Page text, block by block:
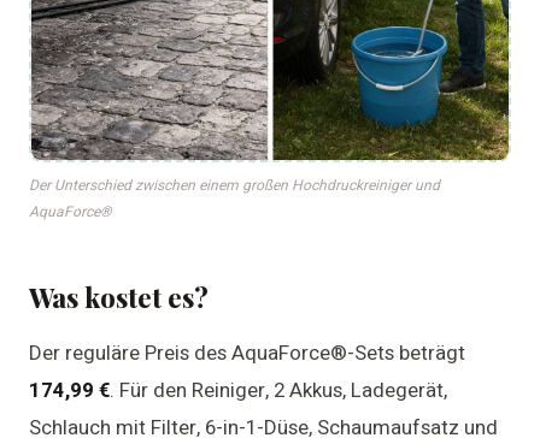
Der Unterschied zwischen einem großen Hochdruckreiniger und
AquaForce®
Was kostet es?
Der reguläre Preis des AquaForce®-Sets beträgt
174,99 €. Für den Reiniger, 2 Akkus, Ladegerät,
Schlauch mit Filter, 6-in-1-Düse, Schaumaufsatz und